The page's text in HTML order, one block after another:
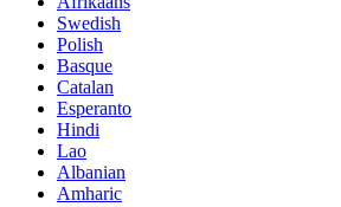
Swedish
Polish
Basque
Catalan
Esperanto
Hindi
Lao
Albanian
Amharic